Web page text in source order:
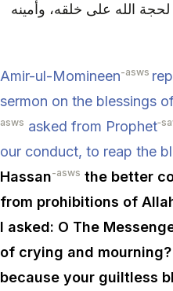
لحجة الله على خلقه، وأمينه
Amir-ul-Momineen-asws
sermon on the blessings
asws asked from Prophet
our conduct, to reap the
Hassan-asws the better
from prohibitions of
I asked: O The
of crying and
because your guiltless